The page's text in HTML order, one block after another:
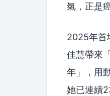
氣，正是
2025年首
佳慧帶來
年」，用
她已連續